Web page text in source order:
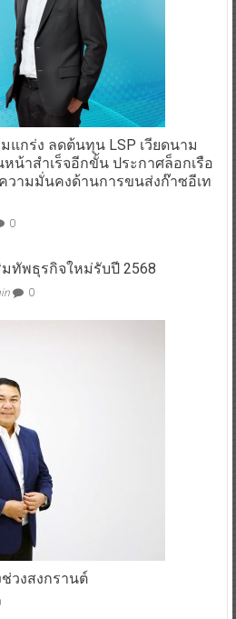
มแกร่ง ลดต้นทุน LSP เวียดนาม
น้าสำเร็จอีกขั้น ประกาศล็อกเรือ
วามมั่นคงด้านการขนส่งก๊าซอีเท
0
มทัพธุรกิจใหม่รับปี 2568
0
ช่วงสงกรานต์